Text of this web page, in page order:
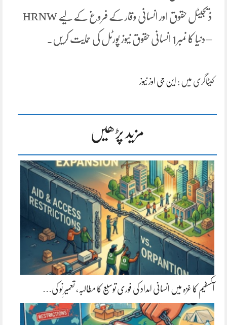
ڈیجیٹل حقوق اور انسانی وقار کے فروغ کے لیے HRNW
– دنیا کا نمبر 1 انسانی حقوق نیوز پورٹل کی حمایت کریں۔
کیٹاگری میں : این جی اوز نیوز
مزید پڑھیں
آکسفیم کا غزہ میں انسانی امداد کی فوری توسیع کا مطالبہ، تعمیرِ نو کی…